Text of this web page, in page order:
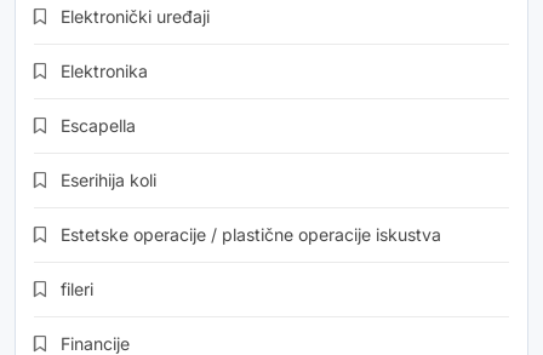
Elektronički uređaji
Elektronika
Escapella
Eserihija koli
Estetske operacije / plastične operacije iskustva
fileri
Financije